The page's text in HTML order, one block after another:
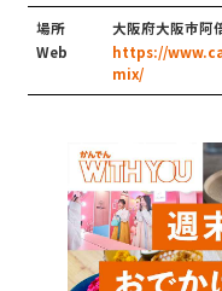
場所
大阪府大阪市阿
Web
https://
mix/